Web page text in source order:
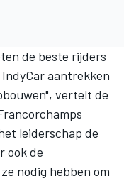
de beste rijders
aantrekken
vertelt de
leiderschap de
ook de
nodig hebben om